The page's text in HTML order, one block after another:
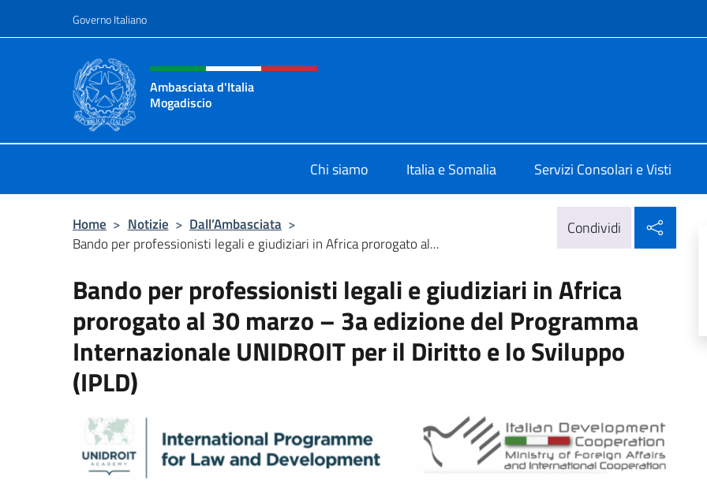
Governo Italiano
Intestazione sito, social e menù
Ambasciata d'Italia
Mogadiscio
Chi siamo Italia e Somalia Servizi Consolari e Visti
Home > Notizie > Dall’Ambasciata >
Bando per professionisti legali e giudiziari in Africa prorogato al...
Condividi
Bando per professionisti legali e giudiziari in Africa
prorogato al 30 marzo – 3a edizione del Programma
Internazionale UNIDROIT per il Diritto e lo Sviluppo
(IPLD)